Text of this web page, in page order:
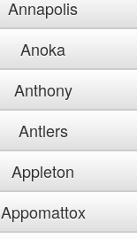
Annapolis
Anoka
Anthony
Antlers
Appleton
Appomattox